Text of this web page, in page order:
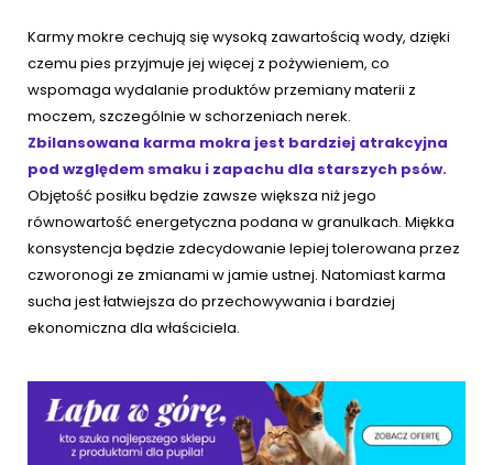
Karmy mokre cechują się wysoką zawartością wody, dzięki
czemu pies przyjmuje jej więcej z pożywieniem, co
wspomaga wydalanie produktów przemiany materii z
moczem, szczególnie w schorzeniach nerek.
Zbilansowana karma mokra jest bardziej atrakcyjna
pod względem smaku i zapachu dla starszych psów.
Objętość posiłku będzie zawsze większa niż jego
równowartość energetyczna podana w granulkach. Miękka
konsystencja będzie zdecydowanie lepiej tolerowana przez
czworonogi ze zmianami w jamie ustnej. Natomiast karma
sucha jest łatwiejsza do przechowywania i bardziej
ekonomiczna dla właściciela.